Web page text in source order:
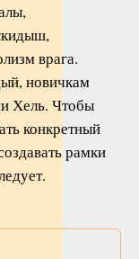
врага.
новичкам
Хель. Чтобы
конкретный
рамки